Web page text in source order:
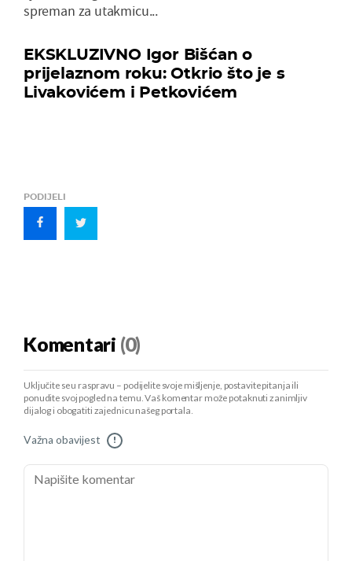
spreman za utakmicu...
EKSKLUZIVNO Igor Bišćan o
prijelaznom roku: Otkrio što je s
Livakovićem i Petkovićem
PODIJELI
Komentari (0)
Uključite se u raspravu – podijelite svoje mišljenje, postavite pitanja ili
ponudite svoj pogled na temu. Vaš komentar može potaknuti zanimljiv
dijalog i obogatiti zajednicu našeg portala.
Važna obavijest !